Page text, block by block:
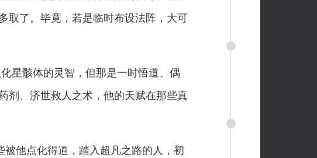
取了。毕竟，若是临时布设法阵，大可
星骸体的灵智，但那是一时悟道、偶
剂、济世救人之术，他的天赋在那些真
他点化得道，踏入超凡之路的人，初